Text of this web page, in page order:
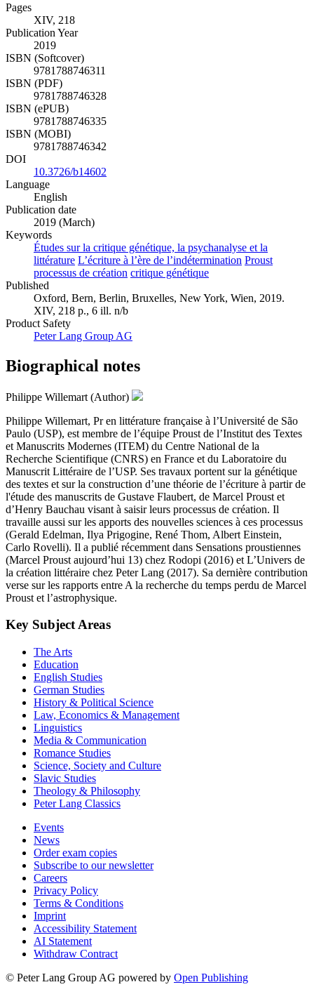
Pages
XIV, 218
Publication Year
2019
ISBN (Softcover)
9781788746311
ISBN (PDF)
9781788746328
ISBN (ePUB)
9781788746335
ISBN (MOBI)
9781788746342
DOI
10.3726/b14602
Language
English
Publication date
2019 (March)
Keywords
Études sur la critique génétique, la psychanalyse et la
littérature L’écriture à l’ère de l’indétermination Proust
processus de création critique génétique
Published
Oxford, Bern, Berlin, Bruxelles, New York, Wien, 2019.
XIV, 218 p., 6 ill. n/b
Product Safety
Peter Lang Group AG
Biographical notes
Philippe Willemart (Author)
Philippe Willemart, Pr en littérature française à l’Université de São
Paulo (USP), est membre de l’équipe Proust de l’Institut des Textes
et Manuscrits Modernes (ITEM) du Centre National de la
Recherche Scientifique (CNRS) en France et du Laboratoire du
Manuscrit Littéraire de l’USP. Ses travaux portent sur la génétique
des textes et sur la construction d’une théorie de l’écriture à partir de
l'étude des manuscrits de Gustave Flaubert, de Marcel Proust et
d’Henry Bauchau visant à saisir leurs processus de création. Il
travaille aussi sur les apports des nouvelles sciences à ces processus
(Gerald Edelman, Ilya Prigogine, René Thom, Albert Einstein,
Carlo Rovelli). Il a publié récemment dans Sensations proustiennes
(Marcel Proust aujourd’hui 13) chez Rodopi (2016) et L’Univers de
la création littéraire chez Peter Lang (2017). Sa dernière contribution
verse sur les rapports entre A la recherche du temps perdu de Marcel
Proust et l’astrophysique.
Key Subject Areas
The Arts
Education
English Studies
German Studies
History & Political Science
Law, Economics & Management
Linguistics
Media & Communication
Romance Studies
Science, Society and Culture
Slavic Studies
Theology & Philosophy
Peter Lang Classics
Events
News
Order exam copies
Subscribe to our newsletter
Careers
Privacy Policy
Terms & Conditions
Imprint
Accessibility Statement
AI Statement
Withdraw Contract
© Peter Lang Group AG powered by Open Publishing